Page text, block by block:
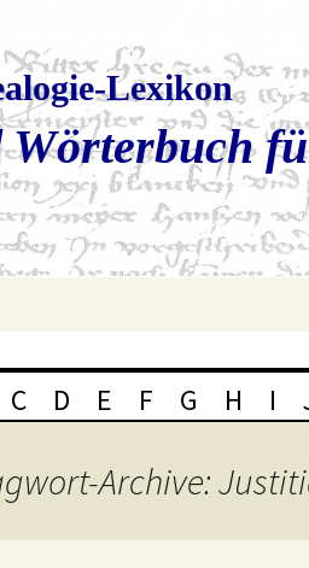
Lexikon
Wörterbuch
C D E F G H I
Archive: